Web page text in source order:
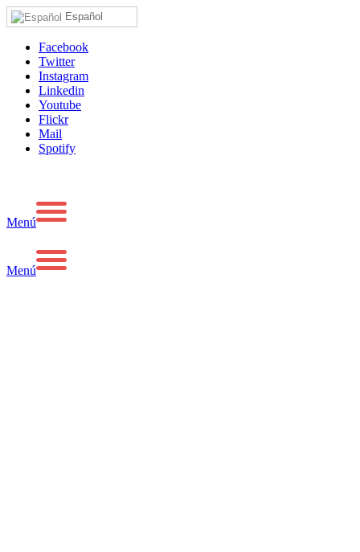
Español
Facebook
Twitter
Instagram
Linkedin
Youtube
Flickr
Mail
Spotify
Menú
Menú